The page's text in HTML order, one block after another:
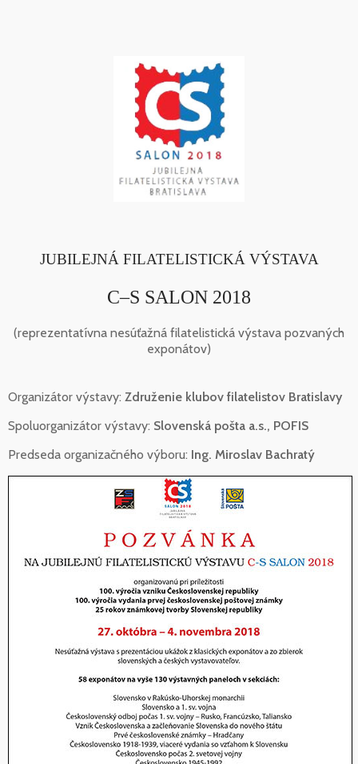
JUBILEJNÁ FILATELISTICKÁ VÝSTAVA
C–S SALON 2018
(reprezentatívna nesúťažná filatelistická výstava pozvaných
exponátov)
Organizátor výstavy: Združenie klubov filatelistov Bratislavy
Spoluorganizátor výstavy: Slovenská pošta a.s., POFIS
Predseda organizačného výboru: Ing. Miroslav Bachratý